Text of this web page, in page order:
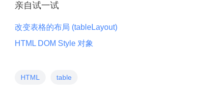
亲自试一试
改变表格的布局 (tableLayout)
HTML DOM Style 对象
HTML table